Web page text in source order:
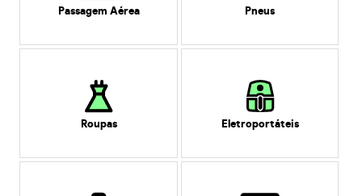
Passagem Aérea Pneus
Roupas Eletroportáteis